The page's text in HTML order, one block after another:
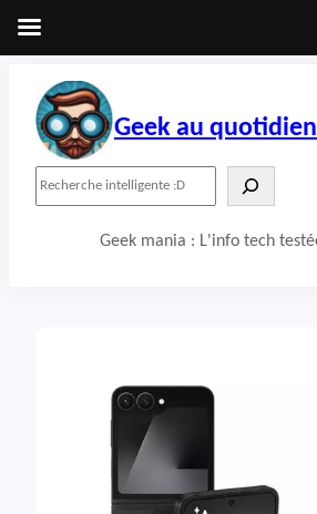
contenu
Geek au quotidien
Geek mania : L'info tech